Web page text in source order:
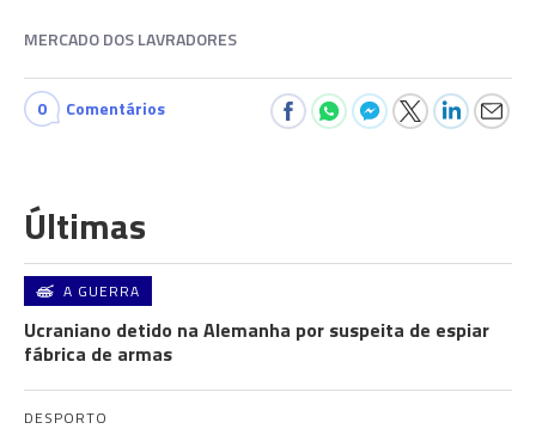
MERCADO DOS LAVRADORES
0 Comentários
Últimas
A GUERRA
Ucraniano detido na Alemanha por suspeita de espiar
fábrica de armas
DESPORTO